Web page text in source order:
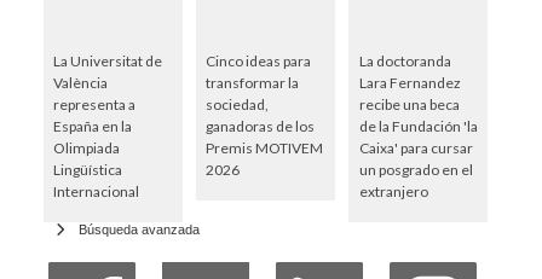
La Universitat de
València
representa a
España en la
Olimpiada
Lingüística
Internacional
Cinco ideas para
transformar la
sociedad,
ganadoras de los
Premis MOTIVEM
2026
La doctoranda
Lara Fernandez
recibe una beca
de la Fundación 'la
Caixa' para cursar
un posgrado en el
extranjero
Búsqueda avanzada